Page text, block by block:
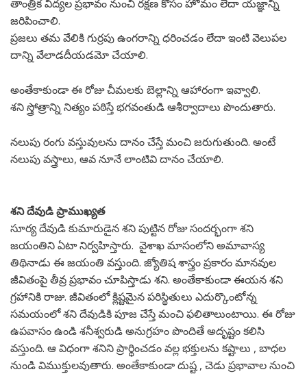
తాంత్రిక విద్యల ప్రభావం నుంచి రక్షణ కోసం హోమం లేదా యజ్ఞాన్ని
జరిపించాలి.
ప్రజలు తమ వేలికి గుర్రపు ఉంగరాన్ని ధరించడం లేదా ఇంటి వెలుపల
దాన్ని వేలాడదీయడమో చేయాలి.
అంతేకాకుండా ఈ రోజు చీమలకు బెల్లాన్ని ఆహారంగా ఇవ్వాలి.
శని స్త్రోత్రాన్ని నిత్యం పఠిస్తే భగవంతుడి ఆశీర్వాదాలు పొందుతారు.
నలుపు రంగు వస్తువులను దానం చేస్తే మంచి జరుగుతుంది. అంటే
నలుపు వస్త్రాలు, ఆవ నూనే లాంటివి దానం చేయాలి.
శని దేవుడి ప్రాముఖ్యత
సూర్య దేవుడి కుమారుడైన శని పుట్టిన రోజు సందర్భంగా శని
జయంతిని ఏటా నిర్వహిస్తారు. వైశాఖ మాసంలోని అమావాస్య
తిథినాడు ఈ జయంతి వస్తుంది. జ్యోతిష శాస్త్రం ప్రకారం మానవుల
జీవితంపై తీవ్ర ప్రభావం చూపిస్తాడు శని. అంతేకాకుండా ఈయన శని
గ్రహానికి రాజు. జీవితంలో క్లిష్టమైన పరిస్థితులు ఎదుర్కొంటోన్న
సమయంలో శని దేవుడికి పూజ చేస్తే మంచి ఫలితాలుంటాయి. ఈ రోజు
ఉపవాసం ఉండి శనీశ్వరుడి అనుగ్రహం పొందితే అదృష్టం కలిసి
వస్తుంది. ఆ విధంగా శనిని ప్రార్థించడం వల్ల భక్తులను కష్టాలు , బాధల
నుండి విముక్తులవుతారు. అంతేకాకుండా దుష్ట , చెడు ప్రభావాల నుంచి